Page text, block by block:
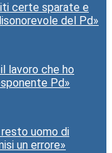
certe sparate e
del Pd»
lavoro che ho
Pd»
resto uomo di
un errore»